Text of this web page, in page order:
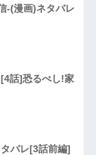
-(漫画)ネタバレ
話]恐るべし!家
バレ[3話前編]